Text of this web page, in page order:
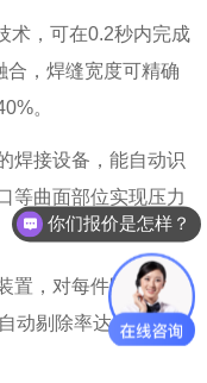
术，可在0.2秒内完成
合，焊缝宽度可精确
。
焊接设备，能自动识
等曲面部位实现压力
置，对每件防护服的
动剔除率达100%。
你们报价是怎样？